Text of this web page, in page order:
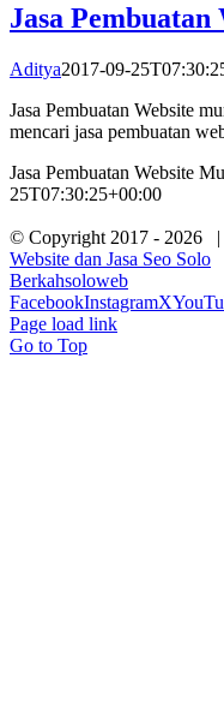
Jasa
Aditya2017-09-
Jasa Pembuatan Website
mencari jasa pembuatan
Jasa Pembuatan Website
25T07:30:25+00:00
© Copyright 2017 - 2026 |
Website dan Jasa Seo Solo
Berkahsoloweb
FacebookInstagramX
Page load link
Go to Top